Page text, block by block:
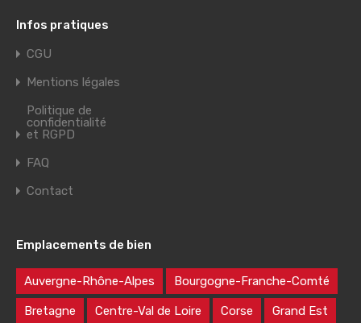
Infos pratiques
CGU
Mentions légales
Politique de
confidentialité
et RGPD
FAQ
Contact
Emplacements de bien
Auvergne-Rhône-Alpes Bourgogne-Franche-Comté
Bretagne Centre-Val de Loire Corse Grand Est